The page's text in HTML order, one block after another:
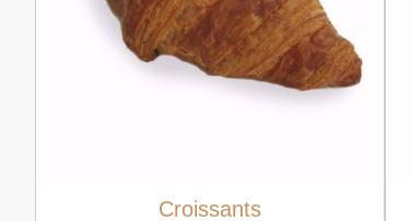
Croissants